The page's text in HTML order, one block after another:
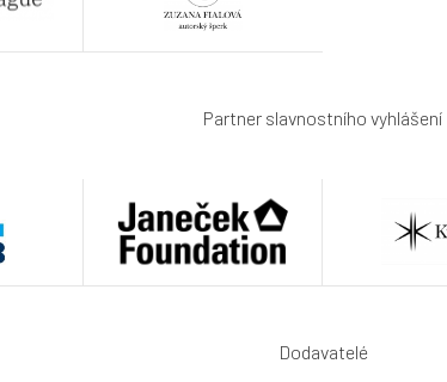
Partner slavnostního vyhlášení
Dodavatelé